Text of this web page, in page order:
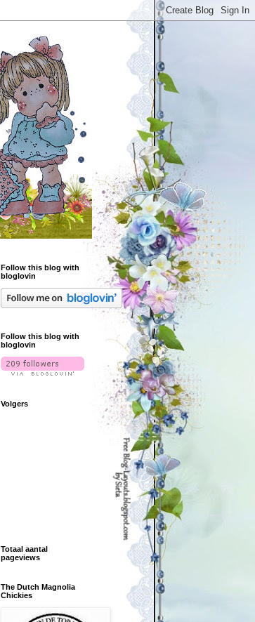
Follow this blog with
bloglovin
Follow this blog with
bloglovin
Volgers
Totaal aantal
pageviews
The Dutch Magnolia
Chickies